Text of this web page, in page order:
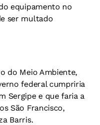
equipamento no
ser multado
do Meio Ambiente,
federal cumpriria
Sergipe e que faria a
São Francisco,
Barris.